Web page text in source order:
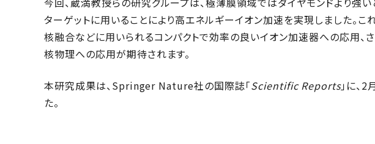
ターゲットに用いることにより高エネルギーイオン加速を実現しました。こ
核融合などに用いられるコンパクトで効率の良いイオン加速器への応用、
核物理への応用が期待されます。
本研究成果は、Springer Nature社の国際誌「Scientific Reports」に、
た。